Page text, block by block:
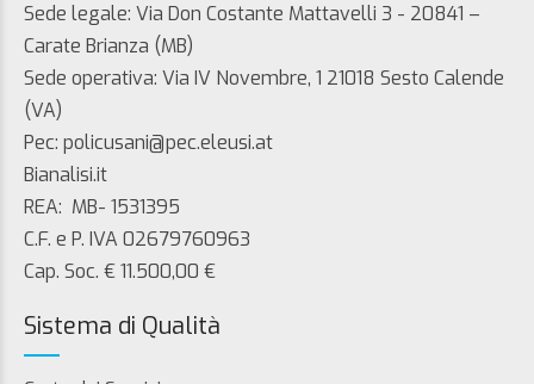
Sede legale: Via Don Costante Mattavelli 3 - 20841 –
Carate Brianza (MB)
Sede operativa: Via IV Novembre, 1 21018 Sesto Calende
(VA)
Pec: policusani@pec.eleusi.at
Bianalisi.it
REA: MB- 1531395
C.F. e P. IVA 02679760963
Cap. Soc. € 11.500,00 €
Sistema di Qualità